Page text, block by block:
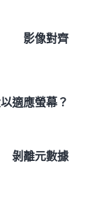
影像對齊
適應螢幕？
剝離元數據